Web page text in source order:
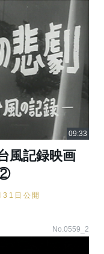
風記録映画
②
日公開
No.0559_2